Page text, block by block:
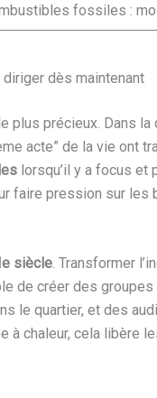
fossiles :
dès maintenant
plus précieux. Dans
acte” de la vie
lorsqu’il y a focus et
pression sur les
siècle. Transformer
de créer des
le quartier, et des
à chaleur, cela